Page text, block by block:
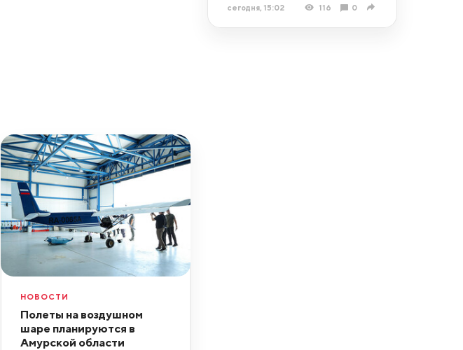
сегодня, 15:02 116 0
НОВОСТИ
Полеты на воздушном
шаре планируются в
Амурской области